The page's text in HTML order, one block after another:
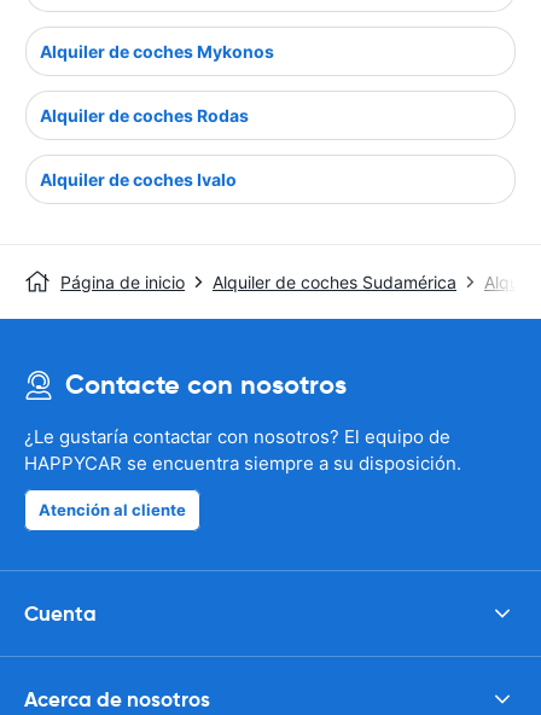
Alquiler de coches Mykonos
Alquiler de coches Rodas
Alquiler de coches Ivalo
Página de inicio Alquiler de coches Sudamérica
Contacte con nosotros
¿Le gustaría contactar con nosotros? El equipo de
HAPPYCAR se encuentra siempre a su disposición.
Atención al cliente
Cuenta
Acerca de nosotros